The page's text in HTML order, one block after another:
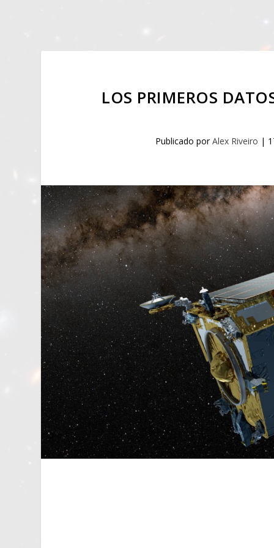
LOS PRIMEROS
Publicado porAlex Riveiro |